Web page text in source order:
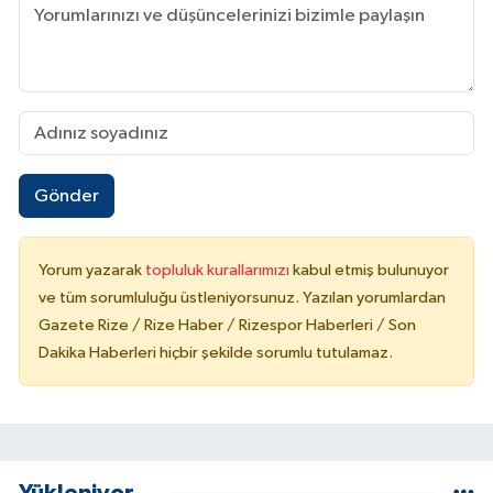
Gönder
Yorum yazarak topluluk kurallarımızı kabul etmiş bulunuyor
ve tüm sorumluluğu üstleniyorsunuz. Yazılan yorumlardan
Gazete Rize / Rize Haber / Rizespor Haberleri / Son
Dakika Haberleri hiçbir şekilde sorumlu tutulamaz.